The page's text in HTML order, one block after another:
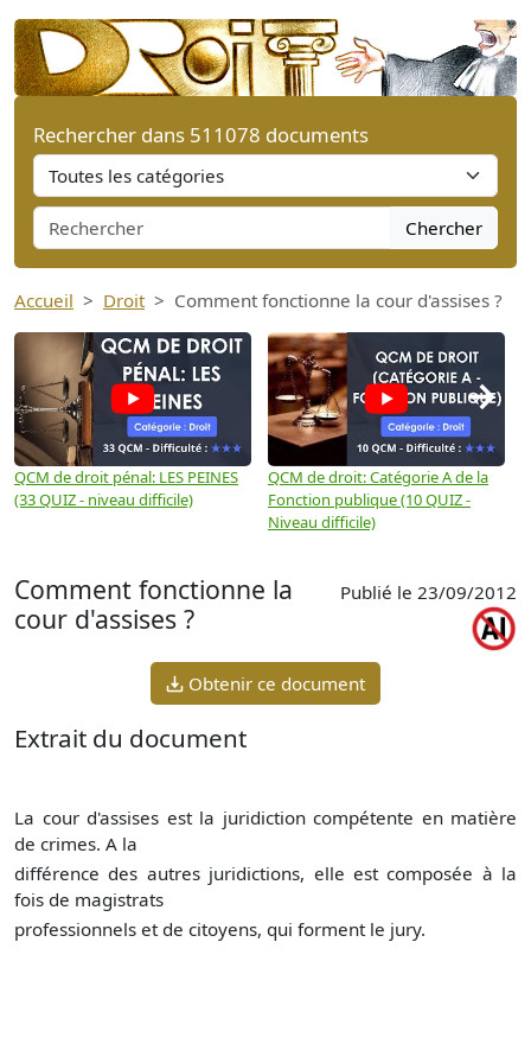
Rechercher dans 511078 documents
Chercher
Accueil Droit Comment fonctionne la cour d'assises ?
QCM de droit pénal: LES PEINES
(33 QUIZ - niveau difficile)
QCM de droit: Catégorie A de la
Fonction publique (10 QUIZ -
Niveau difficile)
→
Comment fonctionne la
cour d'assises ?
Publié le 23/09/2012
Obtenir ce document
Extrait du document
La cour d'assises est la juridiction compétente en matière
de crimes. A la
différence des autres juridictions, elle est composée à la
fois de magistrats
professionnels et de citoyens, qui forment le jury.